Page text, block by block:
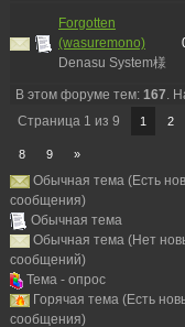
Forgotten
(wasuremono)
Denasu System様
В этом форуме тем: 167.
Страница 1 из 9 1 2
8 9 »
Обычная тема (Есть
сообщения)
Обычная тема
Обычная тема (Нет
сообщений)
Тема - опрос
Горячая тема (Есть
сообщения)